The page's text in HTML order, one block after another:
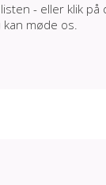
- eller klik på
møde os.